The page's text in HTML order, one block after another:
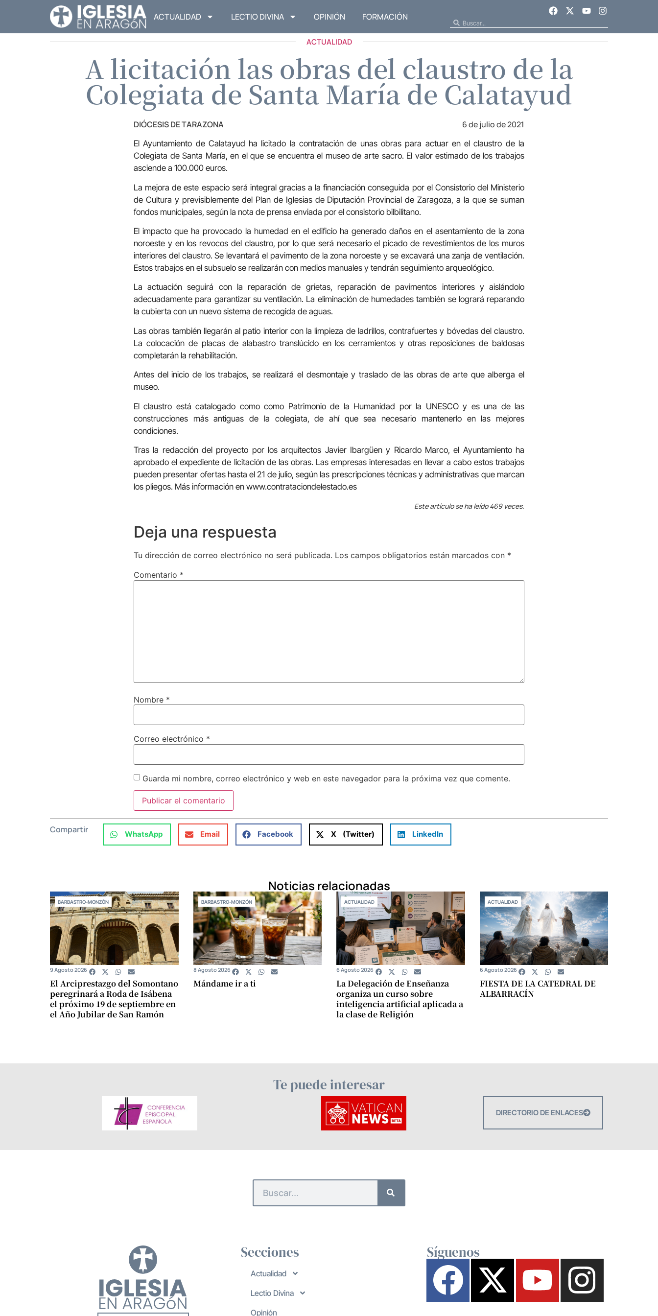
ACTUALIDAD LECTIO DIVINA OPINIÓN FORMACIÓN
ACTUALIDAD
A licitación las obras del claustro de la
Colegiata de Santa María de Calatayud
DIÓCESIS DE TARAZONA 6 de julio de 2021
El Ayuntamiento de Calatayud ha licitado la contratación de unas obras para actuar en el claustro de la
Colegiata de Santa María, en el que se encuentra el museo de arte sacro. El valor estimado de los trabajos
asciende a 100.000 euros.
La mejora de este espacio será integral gracias a la financiación conseguida por el Consistorio del Ministerio
de Cultura y previsiblemente del Plan de Iglesias de Diputación Provincial de Zaragoza, a la que se suman
fondos municipales, según la nota de prensa enviada por el consistorio bilbilitano.
El impacto que ha provocado la humedad en el edificio ha generado daños en el asentamiento de la zona
noroeste y en los revocos del claustro, por lo que será necesario el picado de revestimientos de los muros
interiores del claustro. Se levantará el pavimento de la zona noroeste y se excavará una zanja de ventilación.
Estos trabajos en el subsuelo se realizarán con medios manuales y tendrán seguimiento arqueológico.
La actuación seguirá con la reparación de grietas, reparación de pavimentos interiores y aislándolo
adecuadamente para garantizar su ventilación. La eliminación de humedades también se logrará reparando
la cubierta con un nuevo sistema de recogida de aguas.
Las obras también llegarán al patio interior con la limpieza de ladrillos, contrafuertes y bóvedas del claustro.
La colocación de placas de alabastro translúcido en los cerramientos y otras reposiciones de baldosas
completarán la rehabilitación.
Antes del inicio de los trabajos, se realizará el desmontaje y traslado de las obras de arte que alberga el
museo.
El claustro está catalogado como como Patrimonio de la Humanidad por la UNESCO y es una de las
construcciones más antiguas de la colegiata, de ahí que sea necesario mantenerlo en las mejores
condiciones.
Tras la redacción del proyecto por los arquitectos Javier Ibargüen y Ricardo Marco, el Ayuntamiento ha
aprobado el expediente de licitación de las obras. Las empresas interesadas en llevar a cabo estos trabajos
pueden presentar ofertas hasta el 21 de julio, según las prescripciones técnicas y administrativas que marcan
los pliegos. Más información en www.contrataciondelestado.es
Este artículo se ha leído 469 veces.
Deja una respuesta
Tu dirección de correo electrónico no será publicada. Los campos obligatorios están marcados con *
Comentario *
Nombre *
Correo electrónico *
Guarda mi nombre, correo electrónico y web en este navegador para la próxima vez que comente.
Compartir WhatsApp Email Facebook X (Twitter) LinkedIn
Noticias relacionadas
BARBASTRO-MONZÓN
El Arciprestazgo del Somontano
peregrinará a Roda de Isábena
el próximo 19 de septiembre en
el Año Jubilar de San Ramón
9 Agosto 2026
BARBASTRO-MONZÓN
Mándame ir a ti
8 Agosto 2026
ACTUALIDAD
La Delegación de Enseñanza
organiza un curso sobre
inteligencia artificial aplicada a
la clase de Religión
6 Agosto 2026
ACTUALIDAD
FIESTA DE LA CATEDRAL DE
ALBARRACÍN
6 Agosto 2026
Te puede interesar
DIRECTORIO DE ENLACES
Secciones
Actualidad
Lectio Divina
Opinión
Síguenos